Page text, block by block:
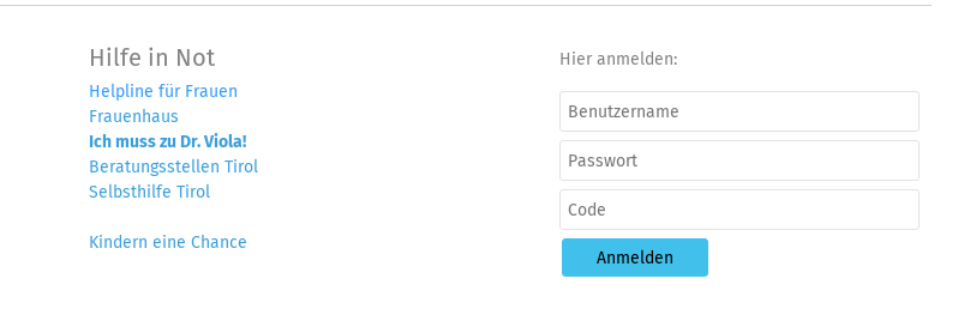
Hilfe in Not
Helpline für Frauen
Frauenhaus
Ich muss zu Dr. Viola!
Beratungsstellen Tirol
Selbsthilfe Tirol
Kindern eine Chance
Hier anmelden:
Anmelden